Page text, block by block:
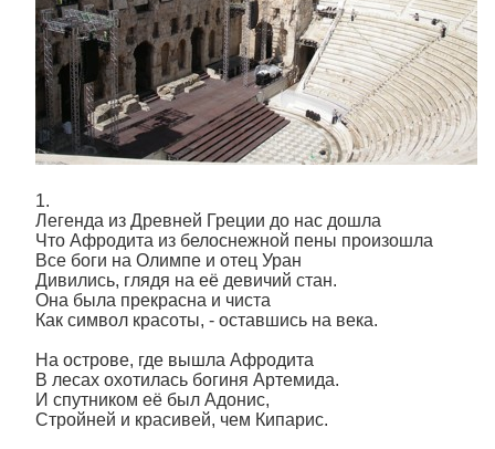
1.
Легенда из Древней Греции до нас дошла
Что Афродита из белоснежной пены произошла
Все боги на Олимпе и отец Уран
Дивились, глядя на её девичий стан.
Она была прекрасна и чиста
Как символ красоты, - оставшись на века.
На острове, где вышла Афродита
В лесах охотилась богиня Артемида.
И спутником её был Адонис,
Стройней и красивей, чем Кипарис.